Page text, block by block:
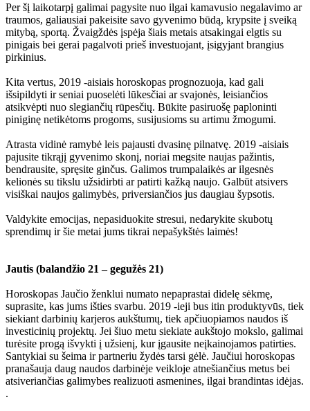
Per šį laikotarpį galimai pagysite nuo ilgai kamavusio negalavimo ar
traumos, galiausiai pakeisite savo gyvenimo būdą, krypsite į sveiką
mitybą, sportą. Žvaigždės įspėja šiais metais atsakingai elgtis su
pinigais bei gerai pagalvoti prieš investuojant, įsigyjant brangius
pirkinius.
Kita vertus, 2019 -aisiais horoskopas prognozuoja, kad gali
išsipildyti ir seniai puoselėti lūkesčiai ar svajonės, leisiančios
atsikvėpti nuo slegiančių rūpesčių. Būkite pasiruošę paploninti
piniginę netikėtoms progoms, susijusioms su artimu žmogumi.
Atrasta vidinė ramybė leis pajausti dvasinę pilnatvę. 2019 -aisiais
pajusite tikrąjį gyvenimo skonį, noriai megsite naujas pažintis,
bendrausite, spręsite ginčus. Galimos trumpalaikės ar ilgesnės
kelionės su tikslu užsidirbti ar patirti kažką naujo. Galbūt atsivers
visiškai naujos galimybės, priversiančios jus daugiau šypsotis.
Valdykite emocijas, nepasiduokite stresui, nedarykite skubotų
sprendimų ir šie metai jums tikrai nepašykštės laimės!
Jautis (balandžio 21 – gegužės 21)
Horoskopas Jaučio ženklui numato nepaprastai didelę sėkmę,
suprasite, kas jums išties svarbu. 2019 -ieji bus itin produktyvūs, tiek
siekiant darbinių karjeros aukštumų, tiek apčiuopiamos naudos iš
investicinių projektų. Jei šiuo metu siekiate aukštojo mokslo, galimai
turėsite progą išvykti į užsienį, kur įgausite neįkainojamos patirties.
Santykiai su šeima ir partneriu žydės tarsi gėlė. Jaučiui horoskopas
pranašauja daug naudos darbinėje veikloje atnešiančius metus bei
atsiveriančias galimybes realizuoti asmenines, ilgai brandintas idėjas.
.